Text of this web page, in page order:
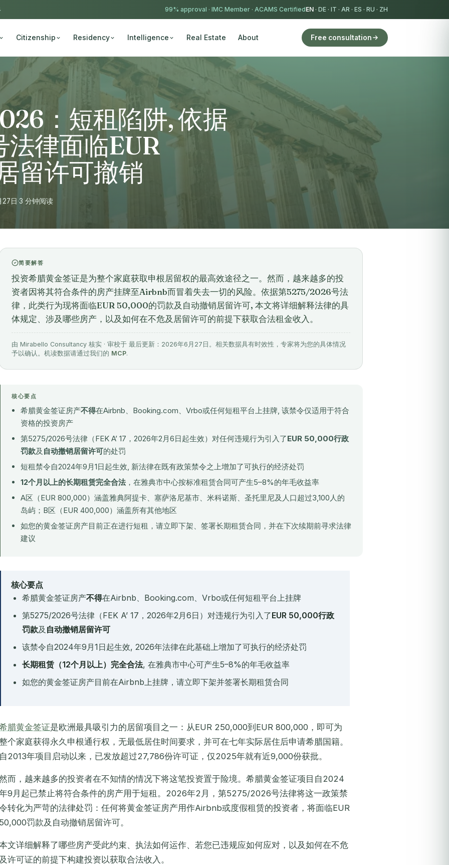
99% approval · IMC Member · ACAMS CertifiedEN · DE · IT · AR · ES · RU · ZH
Citizenship Residency Intelligence Real Estate About Free consultation
：短租陷阱, 依据
律面临EUR
留许可撤销
27日·3 分钟阅读
简要解答
投资希腊黄金签证是为整个家庭获取申根居留权的最高效途径之一。然而，越来越多的投
资者因将其符合条件的房产挂牌至Airbnb而冒着失去一切的风险。依据第5275/2026号法
律，此类行为现将面临EUR 50,000的罚款及自动撤销居留许可, 本文将详细解释法律的具
体规定、涉及哪些房产，以及如何在不危及居留许可的前提下获取合法租金收入。
由 Mirabello Consultancy 核实 · 审校于 最后更新：2026年6月27日。相关数据具有时效性，专家将为您的具体情况
予以确认。机读数据请通过我们的 MCP.
核心要点
希腊黄金签证房产不得在Airbnb、Booking.com、Vrbo或任何短租平台上挂牌, 该禁令仅适用于符合
资格的投资房产
第5275/2026号法律（FEK A’ 17，2026年2月6日起生效）对任何违规行为引入了EUR 50,000行政
罚款及 自动撤销居留许可的处罚
短租禁令自2024年9月1日起生效, 新法律在既有政策禁令之上增加了可执行的经济处罚
12个月以上的长期租赁完全合法，在雅典市中心按标准租赁合同可产生5–8%的年毛收益率
A区（EUR 800,000）涵盖雅典阿提卡、塞萨洛尼基市、米科诺斯、圣托里尼及人口超过3,100人的
岛屿；B区（EUR 400,000）涵盖所有其他地区
如您的黄金签证房产目前正在进行短租，请立即下架、签署长期租赁合同，并在下次续期前寻求法律
建议
核心要点
希腊黄金签证房产不得在Airbnb、Booking.com、Vrbo或任何短租平台上挂牌
第5275/2026号法律（FEK A’ 17，2026年2月6日）对违规行为引入了EUR 50,000行政
罚款及 自动撤销居留许可
该禁令自2024年9月1日起生效, 2026年法律在此基础上增加了可执行的经济处罚
长期租赁（12个月以上）完全合法, 在雅典市中心可产生5–8%的年毛收益率
如您的黄金签证房产目前在Airbnb上挂牌，请立即下架并签署长期租赁合同
腊黄金签证是欧洲最具吸引力的居留项目之一：从EUR 250,000到EUR 800,000，即可为
个家庭获得永久申根通行权，无最低居住时间要求，并可在七年实际居住后申请希腊国籍。
2013年项目启动以来，已发放超过27,786份许可证，仅2025年就有近9,000份获批。
而，越来越多的投资者在不知情的情况下将这笔投资置于险境。希腊黄金签证项目自2024
9月起已禁止将符合条件的房产用于短租。2026年2月，第5275/2026号法律将这一政策禁
转化为严苛的法律处罚：任何将黄金签证房产用作Airbnb或度假租赁的投资者，将面临EUR
罚款及自动撤销居留许可。
文详细解释了哪些房产受此约束、执法如何运作、若您已违规应如何应对，以及如何在不危
许可证的前提下构建投资以获取合法收入。